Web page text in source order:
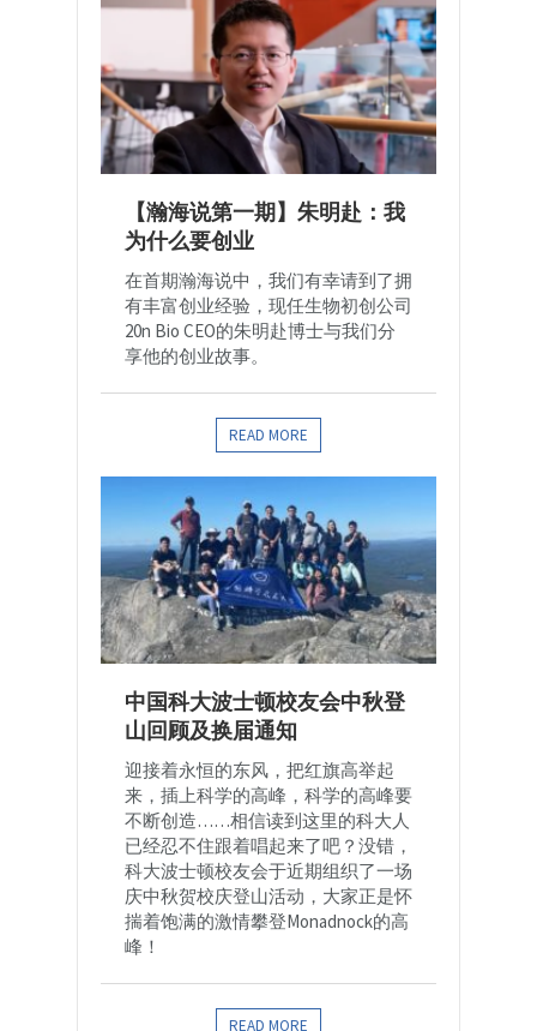
【瀚海说第一期】朱明赴：我
为什么要创业
在首期瀚海说中，我们有幸请到了拥
有丰富创业经验，现任生物初创公司
20n Bio CEO的朱明赴博士与我们分
享他的创业故事。
READ MORE
中国科大波士顿校友会中秋登
山回顾及换届通知
迎接着永恒的东风，把红旗高举起
来，插上科学的高峰，科学的高峰要
不断创造……相信读到这里的科大人
已经忍不住跟着唱起来了吧？没错，
科大波士顿校友会于近期组织了一场
庆中秋贺校庆登山活动，大家正是怀
揣着饱满的激情攀登Monadnock的高
峰！
READ MORE